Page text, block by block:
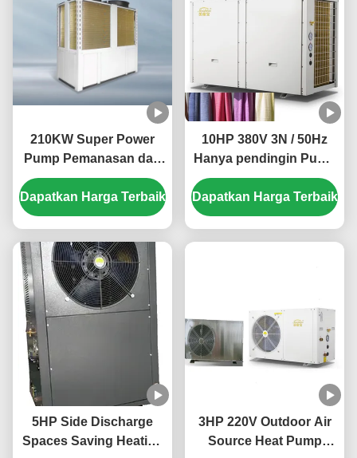
210KW Super Power
Pump Pemanasan dan
Pendinginan Panas
dengan Shell di Tube
Panas Penukar dan
ruang komersial besar
Dapatkan Harga Terbaik
10HP 380V 3N / 50Hz
Hanya pendingin Pump
panas untuk
pendinginan tekstil
Dapatkan Harga Terbaik
5HP Side Discharge
Spaces Saving Heating
3HP 220V Outdoor Air
Source Heat Pump